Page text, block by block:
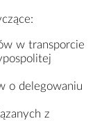
w transporcie
o delegowaniu
z